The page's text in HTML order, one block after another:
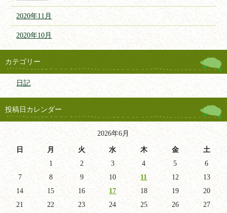
2020年11月
2020年10月
カテゴリー
日記
投稿日カレンダー
2026年6月
日 月 火 水 木 金
土
1
2 3 4 5
6
7
8 9 10 11 12
13
14
15 16 17 18 19
20
21
22 23 24 25 26 27